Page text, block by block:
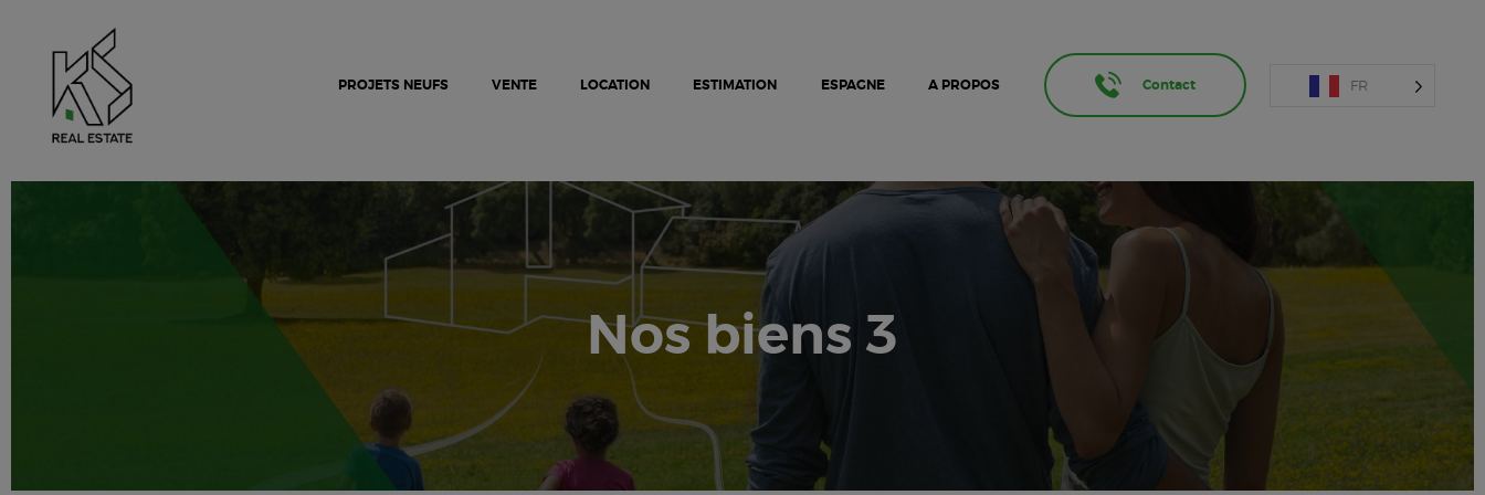
PROJETS NEUFS VENTE LOCATION ESTIMATION ESPAGNE A PROPOS Contact FR
Nos biens 3
LOCATION
ESTIMATION
NOUS CONTACTER